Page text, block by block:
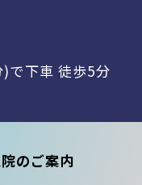
で下車 徒歩5分
のご案内